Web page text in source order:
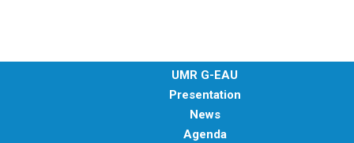
UMR G-EAU
Presentation
News
Agenda